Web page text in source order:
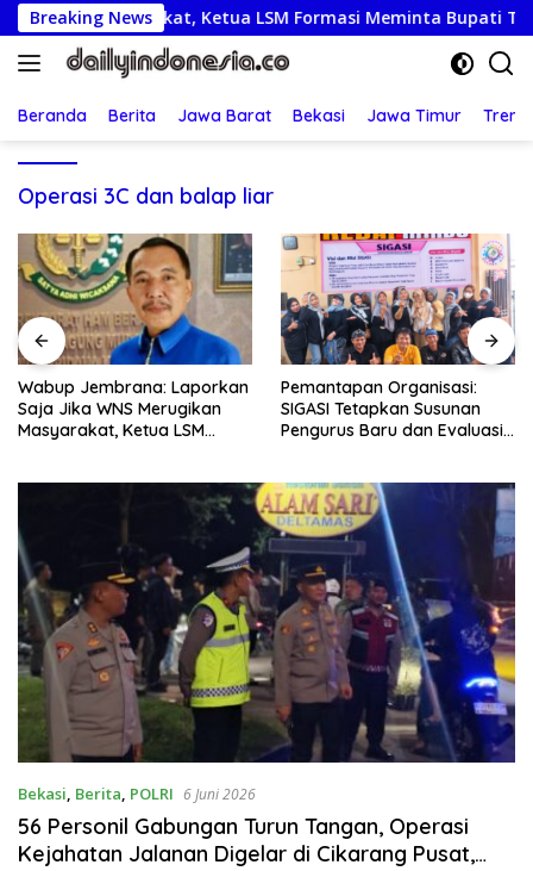
Langsung
ke
konten
Breaking News
Masyarakat, Ketua LSM Formasi Meminta Bupati Tindak
Beranda Berita Jawa Barat Bekasi Jawa Timur
Operasi 3C dan balap liar
Pemantapan Organisasi:
SIGASI Tetapkan Susunan
Pengurus Baru dan Evaluasi
Semarak HUT RI ke-81: Polsek
Bekasi Barat Lepas Tawa
dan Semangat Bersama
Bekasi, Berita, POLRI 6 Juni 2026
56 Personil Gabungan Turun Tangan, Operasi
Kejahatan Jalanan Digelar di Cikarang Pusat,